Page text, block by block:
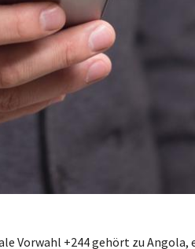
Vorwahl +244 gehört zu Angola,